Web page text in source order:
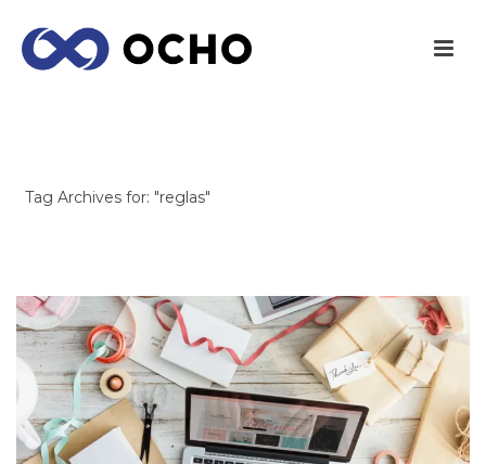
Tag Archives for: "reglas"